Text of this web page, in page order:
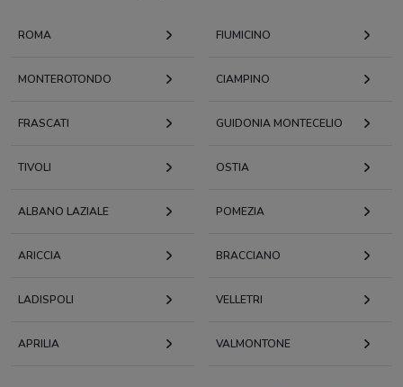
ROMA FIUMICINO
MONTEROTONDO CIAMPINO
FRASCATI GUIDONIA MONTECELIO
TIVOLI OSTIA
ALBANO LAZIALE POMEZIA
ARICCIA BRACCIANO
LADISPOLI VELLETRI
APRILIA VALMONTONE